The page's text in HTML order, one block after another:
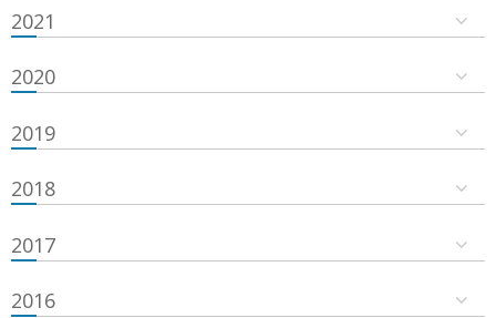
2021
2020
2019
2018
2017
2016